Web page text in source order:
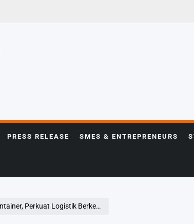
PRESS RELEASE SMES & ENTREPRENEURS
Perkuat Logistik Berkelanjutan